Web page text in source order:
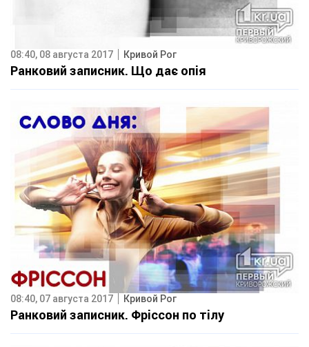
08:40, 08 августа 2017 Кривой Рог
Ранковий записник. Що дає опія
08:40, 07 августа 2017 Кривой Рог
Ранковий записник. Фріссон по тілу